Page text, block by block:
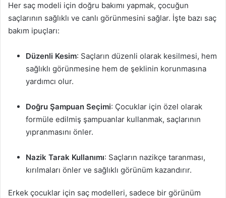
Her saç modeli için doğru bakımı yapmak, çocuğun
saçlarının sağlıklı ve canlı görünmesini sağlar. İşte bazı saç
bakım ipuçları:
Düzenli Kesim: Saçların düzenli olarak kesilmesi, hem
sağlıklı görünmesine hem de şeklinin korunmasına
yardımcı olur.
Doğru Şampuan Seçimi: Çocuklar için özel olarak
formüle edilmiş şampuanlar kullanmak, saçlarının
yıpranmasını önler.
Nazik Tarak Kullanımı: Saçların nazikçe taranması,
kırılmaları önler ve sağlıklı görünüm kazandırır.
Erkek çocuklar için saç modelleri, sadece bir görünüm